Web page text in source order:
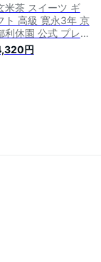
米茶 スイーツ ギ
ト 高級 寛永3年 京
利休園 公式 プレ
アム 玄米茶アイス
米茶味8個入り お
円